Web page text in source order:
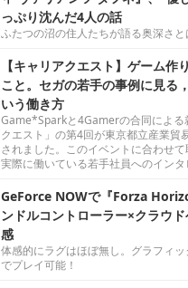
っぷり沈んだ4人の話
ふたつの沼の住人たちが語る奥深さと
【キャリアクエスト】ゲーム作
こと。セガの若手の事例に見る
いう働き方
Game*Sparkと4Gamerの合同による
クエスト」の第4回が東京都立産業貿
されました。このイベントに合わせ
実際に働いている若手社員へのインタ
GeForce NOWで『Forza
ンドルコントローラー×クラウ
感
体感的にラグはほぼ無し。グラフィ
でプレイ可能！